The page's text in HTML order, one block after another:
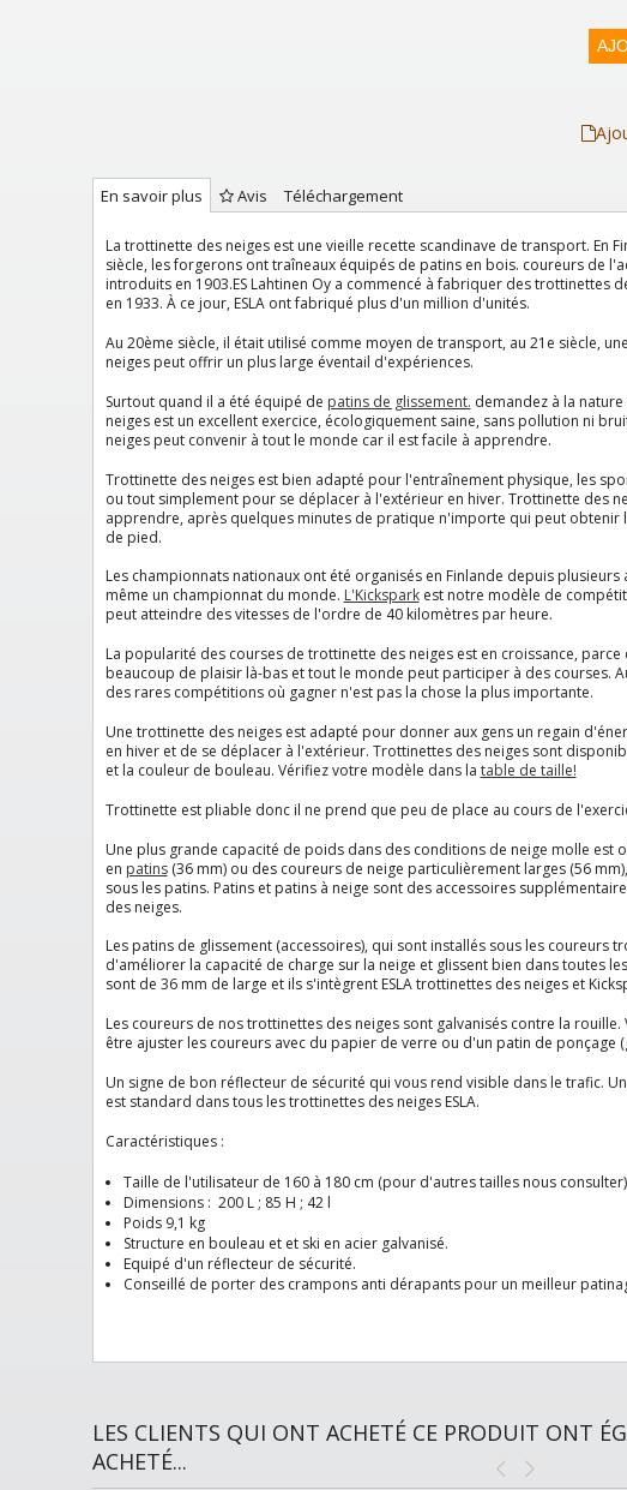
En savoir plus Avis Téléchargement
La trottinette des neiges est une vieille recette scandinave de transport. En
siècle, les forgerons ont traîneaux équipés de patins en bois. coureurs de
introduits en 1903.ES Lahtinen Oy a commencé à fabriquer des trottinettes
en 1933. À ce jour, ESLA ont fabriqué plus d'un million d'unités.
Au 20ème siècle, il était utilisé comme moyen de transport, au 21e siècle,
neiges peut offrir un plus large éventail d'expériences.
Surtout quand il a été équipé de patins de glissement. demandez à la
neiges est un excellent exercice, écologiquement saine, sans pollution ni
neiges peut convenir à tout le monde car il est facile à apprendre.
Trottinette des neiges est bien adapté pour l'entraînement physique, les
ou tout simplement pour se déplacer à l'extérieur en hiver. Trottinette des
apprendre, après quelques minutes de pratique n'importe qui peut obtenir
de pied.
Les championnats nationaux ont été organisés en Finlande depuis plusieurs
même un championnat du monde. L'Kicksparkest notre modèle de
peut atteindre des vitesses de l'ordre de 40 kilomètres par heure.
La popularité des courses de trottinette des neiges est en croissance, parce
beaucoup de plaisir là-bas et tout le monde peut participer à des courses.
des rares compétitions où gagner n'est pas la chose la plus importante.
Une trottinette des neiges est adapté pour donner aux gens un regain
en hiver et de se déplacer à l'extérieur. Trottinettes des neiges sont
et la couleur de bouleau. Vérifiez votre modèle dans la table de taille!
Trottinette est pliable donc il ne prend que peu de place au cours de
Une plus grande capacité de poids dans des conditions de neige molle est
en patins(36 mm) ou des coureurs de neige particulièrement larges (56
sous les patins. Patins et patins à neige sont des accessoires
des neiges.
Les patins de glissement (accessoires), qui sont installés sous les coureurs
d'améliorer la capacité de charge sur la neige et glissent bien dans toutes
sont de 36 mm de large et ils s'intègrent ESLA trottinettes des neiges et
Les coureurs de nos trottinettes des neiges sont galvanisés contre la rouille.
être ajuster les coureurs avec du papier de verre ou d'un patin de ponçage
Un signe de bon réflecteur de sécurité qui vous rend visible dans le trafic.
est standard dans tous les trottinettes des neiges ESLA.
Caractéristiques :
Taille de l'utilisateur de 160 à 180 cm (pour d'autres tailles nous consulter)
Dimensions : 200 L ; 85 H ; 42 l
Poids 9,1 kg
Structure en bouleau et et ski en acier galvanisé.
Equipé d'un réflecteur de sécurité.
Conseillé de porter des crampons anti dérapants pour un meilleur
LES CLIENTS QUI ONT ACHETÉ CE PRODUIT ONT
ACHETÉ...